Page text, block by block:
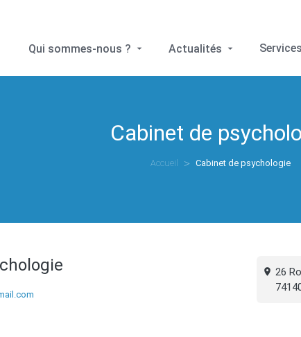
Qui sommes-nous ? Actualités Services
Cabinet de
Accueil Cabinet de psychologie
26